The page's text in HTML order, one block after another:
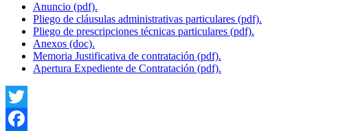
Anuncio (pdf).
Pliego de cláusulas administrativas particulares (pdf).
Pliego de prescripciones técnicas particulares (pdf).
Anexos (doc).
Memoria Justificativa de contratación (pdf).
Apertura Expediente de Contratación (pdf).
Twitter